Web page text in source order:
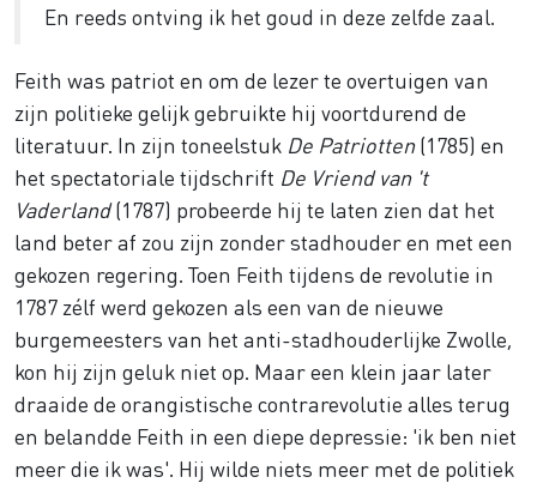
En reeds ontving ik het goud in deze zelfde zaal.
Feith was patriot en om de lezer te overtuigen van
zijn politieke gelijk gebruikte hij voortdurend de
literatuur. In zijn toneelstuk De Patriotten(1785) en
het spectatoriale tijdschrift De Vriend van 't
Vaderland(1787) probeerde hij te laten zien dat het
land beter af zou zijn zonder stadhouder en met een
gekozen regering. Toen Feith tijdens de revolutie in
1787 zélf werd gekozen als een van de nieuwe
burgemeesters van het anti-stadhouderlijke Zwolle,
kon hij zijn geluk niet op. Maar een klein jaar later
draaide de orangistische contrarevolutie alles terug
en belandde Feith in een diepe depressie: 'ik ben niet
meer die ik was'. Hij wilde niets meer met de politiek